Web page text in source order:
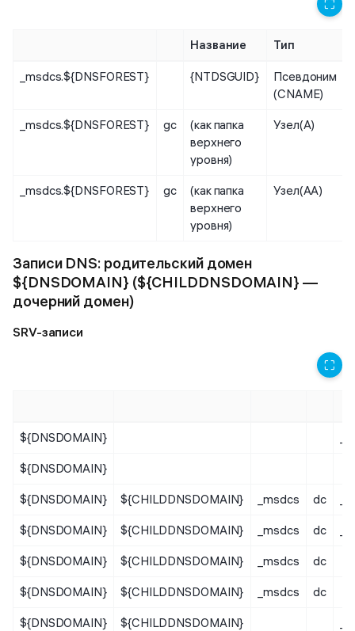
⛶
Название Тип
_msdcs.${DNSFOREST} {NTDSGUID}
Псевдоним
(CNAME)
_msdcs.${DNSFOREST} gc
(как папка
верхнего
уровня)
Узел(А)
_msdcs.${DNSFOREST} gc
(как папка
верхнего
уровня)
Узел(АА)
Записи DNS: родительский домен
${DNSDOMAIN} (${CHILDDNSDOMAIN} —
дочерний домен)
SRV-записи
⛶
${DNSDOMAIN}
${DNSDOMAIN}
${DNSDOMAIN} ${CHILDDNSDOMAIN} _msdcs dc
${DNSDOMAIN} ${CHILDDNSDOMAIN} _msdcs dc
${DNSDOMAIN} ${CHILDDNSDOMAIN} _msdcs dc
${DNSDOMAIN} ${CHILDDNSDOMAIN} _msdcs dc
${DNSDOMAIN} ${CHILDDNSDOMAIN}